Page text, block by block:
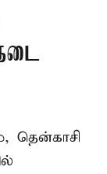
தென்காசி